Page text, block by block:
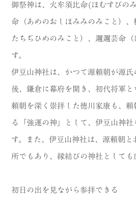
御祭神は、火牟須比命(ほむすびの
命（あめのおしほみみのみこと）
たちぢひめのみこと）、邇邇芸命
す。
伊豆山神社は、かつて源頼朝が源氏
後、鎌倉に幕府を開き、初代将軍と
頼朝を深く崇拝した徳川家康も、
る「強運の神」として、伊豆山神
す。また、伊豆山神社は、源頼朝
所でもあり、縁結びの神社としても
初日の出を見ながら参拝できる